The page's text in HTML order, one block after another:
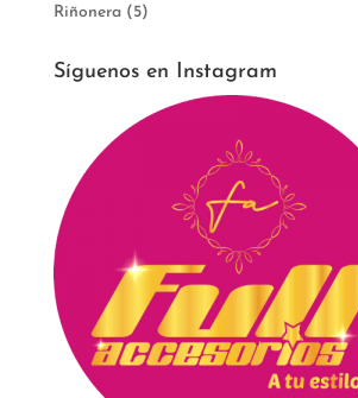
Riñonera (5)
Síguenos en Instagram